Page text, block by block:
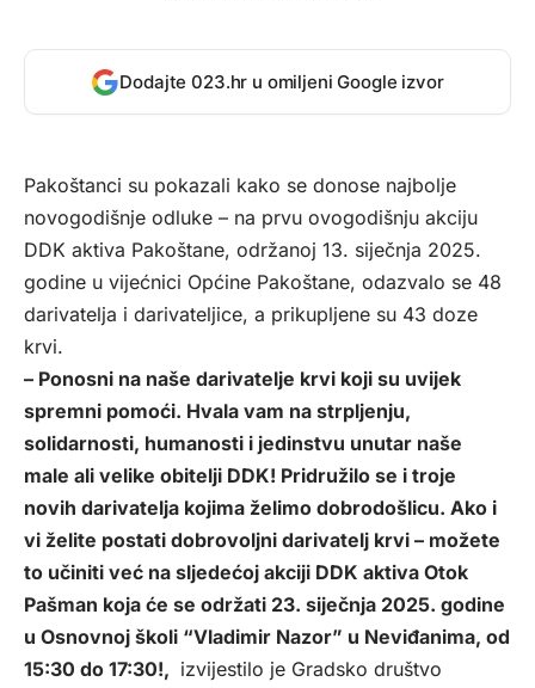
Dodajte 023.hr u omiljeni Google izvor
Pakoštanci su pokazali kako se donose najbolje
novogodišnje odluke – na prvu ovogodišnju akciju
DDK aktiva Pakoštane, održanoj 13. siječnja 2025.
godine u vijećnici Općine Pakoštane, odazvalo se 48
darivatelja i darivateljice, a prikupljene su 43 doze
krvi.
– Ponosni na naše darivatelje krvi koji su uvijek
spremni pomoći. Hvala vam na strpljenju,
solidarnosti, humanosti i jedinstvu unutar naše
male ali velike obitelji DDK! Pridružilo se i troje
novih darivatelja kojima želimo dobrodošlicu. Ako i
vi želite postati dobrovoljni darivatelj krvi – možete
to učiniti već na sljedećoj akciji DDK aktiva Otok
Pašman koja će se održati 23. siječnja 2025. godine
u Osnovnoj školi “Vladimir Nazor” u Neviđanima, od
15:30 do 17:30!, izvijestilo je Gradsko društvo